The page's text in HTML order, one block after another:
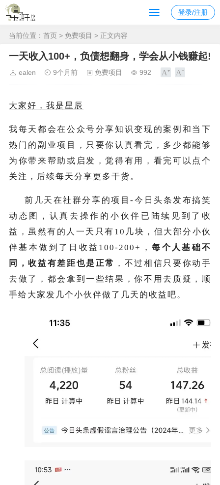
登录/注册
当前位置： 首页 > 免费项目 > 正文内容
一天收入100+，负债想翻身，学会从小钱赚起!
ealen 9个月前 免费项目 992
大家好，我是星辰
我每天都会在公众号分享知识变现的案例和当下
热门的副业项目，只要你认真看完，多少都能够
为你带来帮助或启发，觉得有用，看完可以点个
关注，后续每天分享更多干货。
前几天在社群分享的项目-今日头条发布搞笑
动态图，认真去操作的小伙伴已陆续见到了收
益，虽然有的人一天只有10几块，但大部分小伙
伴基本做到了日收益100-200+，每个人基础不
同，收益有差距也是正常 ，不过相信只要你动手
去做了，都会拿到一些结果，你不用去质疑，顺
手给大家发几个小伙伴做了几天的收益吧。